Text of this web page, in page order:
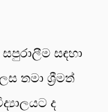
සඳහා
තමා ශ්‍රීමත්
ද